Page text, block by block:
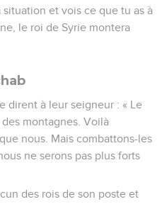
et vois ce que tu as à
le roi de Syrie montera
dirent à leur seigneur : « Le
montagnes. Voilà
nous. Mais combattons-les
ne serons pas plus forts
des rois de son poste et